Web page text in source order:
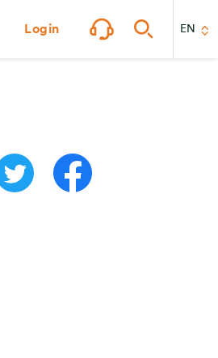
Login EN